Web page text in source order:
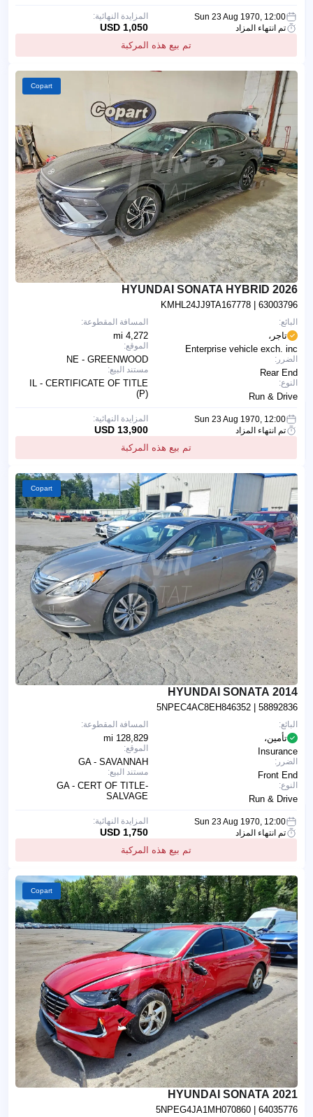
Sun 23 Aug 1970, 12:00
تم انتهاء المزاد
تم بيع هذه المركبة
المزايدة النهائية:
1,050 USD
Copart
2026 HYUNDAI SONATA HYBRID
KMHL24JJ9TA167778 | 63003796
المسافة المقطوعة:
4,272 mi
الموقع:
NE - GREENWOOD
مستند البيع:
IL - CERTIFICATE OF TITLE
(P)
البائع:
تاجر،
Enterprise vehicle exch. inc
الضرر:
Rear End
النوع:
Run & Drive
Sun 23 Aug 1970, 12:00
تم انتهاء المزاد
تم بيع هذه المركبة
المزايدة النهائية:
13,900 USD
Copart
2014 HYUNDAI SONATA
5NPEC4AC8EH846352 | 58892836
المسافة المقطوعة:
128,829 mi
الموقع:
GA - SAVANNAH
مستند البيع:
GA - CERT OF TITLE-
SALVAGE
البائع:
تأمين،
Insurance
الضرر:
Front End
النوع:
Run & Drive
Sun 23 Aug 1970, 12:00
تم انتهاء المزاد
تم بيع هذه المركبة
المزايدة النهائية:
1,750 USD
Copart
2021 HYUNDAI SONATA
5NPEG4JA1MH070860 | 64035776